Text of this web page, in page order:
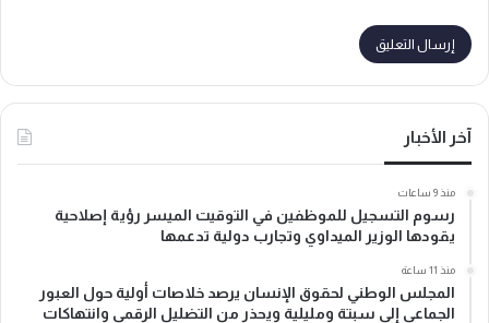
آخر الأخبار
منذ 9 ساعات
رسوم التسجيل للموظفين في التوقيت الميسر رؤية إصلاحية
يقودها الوزير الميداوي وتجارب دولية تدعمها
منذ 11 ساعة
المجلس الوطني لحقوق الإنسان يرصد خلاصات أولية حول العبور
الجماعي إلى سبتة ومليلية ويحذر من التضليل الرقمي وانتهاكات